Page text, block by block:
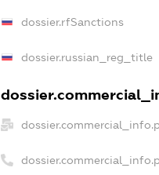
dossier.rfSanctions
dossier.russian_reg_title